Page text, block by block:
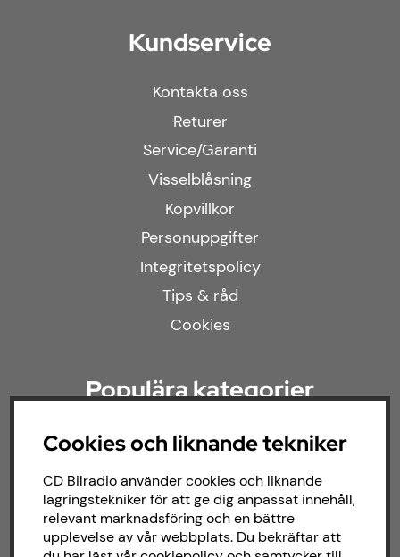
Kundservice
Kontakta oss
Returer
Service/Garanti
Visselblåsning
Köpvillkor
Personuppgifter
Integritetspolicy
Tips & råd
Cookies
Populära kategorier
Kampanjer
Om butiken
Cookies och liknande tekniker
CD Bilradio använder cookies och liknande
lagringstekniker för att ge dig anpassat innehåll,
relevant marknadsföring och en bättre
upplevelse av vår webbplats. Du bekräftar att